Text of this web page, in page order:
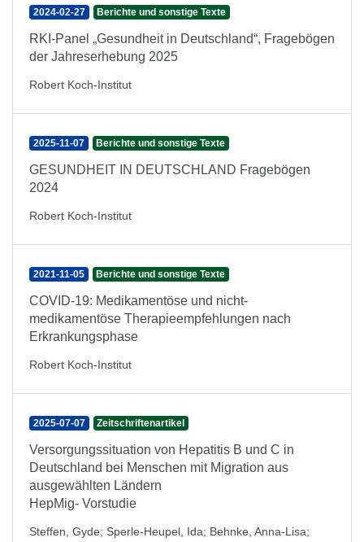
2024-02-27 Berichte und sonstige Texte
RKI-Panel „Gesundheit in Deutschland“, Fragebögen
der Jahreserhebung 2025
Robert Koch-Institut
2025-11-07 Berichte und sonstige Texte
GESUNDHEIT IN DEUTSCHLAND Fragebögen
2024
Robert Koch-Institut
2021-11-05 Berichte und sonstige Texte
COVID-19: Medikamentöse und nicht-
medikamentöse Therapieempfehlungen nach
Erkrankungsphase
Robert Koch-Institut
2025-07-07 Zeitschriftenartikel
Versorgungssituation von Hepatitis B und C in
Deutschland bei Menschen mit Migration aus
ausgewählten Ländern
HepMig- Vorstudie
Steffen, Gyde; Sperle-Heupel, Ida; Behnke, Anna-Lisa;